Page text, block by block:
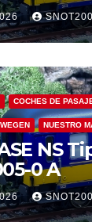
COCHES DE
NUESTRO
NS
0 A